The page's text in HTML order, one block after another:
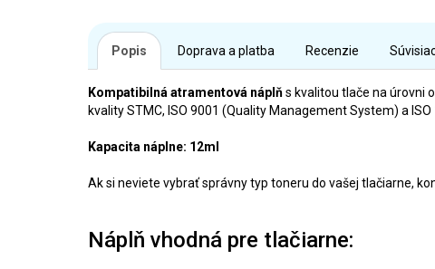
Popis Doprava a platba Recenzie
Kompatibilná atramentová náplňs kvalitou tlače na úrovni
kvality STMC, ISO 9001 (Quality Management System) a
Kapacita náplne: 12ml
Ak si neviete vybrať správny typ toneru do vašej tlačiarne,
Náplň vhodná pre tlačiarne: